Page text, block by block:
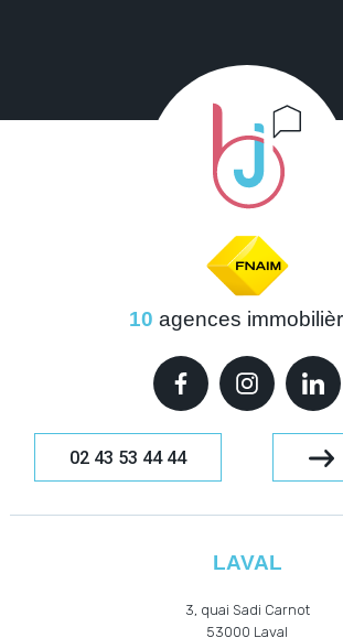
10 agences
02 43 53 44 44
LAVAL
3, quai Sadi Carnot
53000 Laval